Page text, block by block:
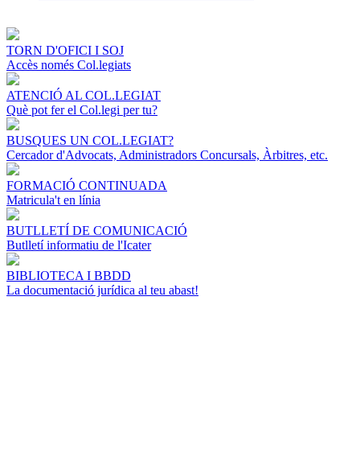
TORN D'OFICI I SOJ
Accès només Col.legiats
ATENCIÓ AL COL.LEGIAT
Què pot fer el Col.legi per tu?
BUSQUES UN COL.LEGIAT?
Cercador d'Advocats, Administradors Concursals, Àrbitres, etc.
FORMACIÓ CONTINUADA
Matricula't en línia
BUTLLETÍ DE COMUNICACIÓ
Butlletí informatiu de l'Icater
BIBLIOTECA I BBDD
La documentació jurídica al teu abast!